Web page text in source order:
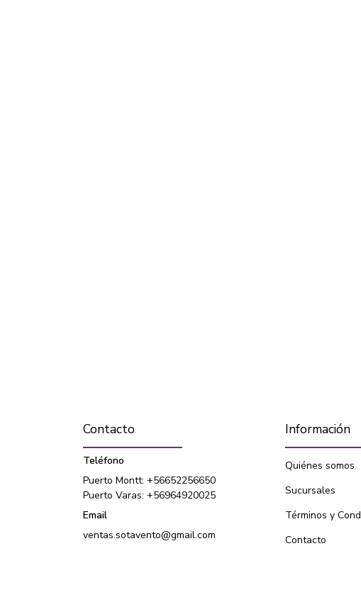
Contacto
Teléfono
Puerto Montt: +56652256650
Puerto Varas: +56964920025
Email
ventas.sotavento@gmail.com
Información
Quiénes somos
Sucursales
Términos y
Contacto